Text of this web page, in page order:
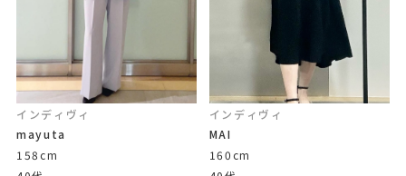
インディヴィ
mayuta
158cm
インディヴィ
MAI
160cm